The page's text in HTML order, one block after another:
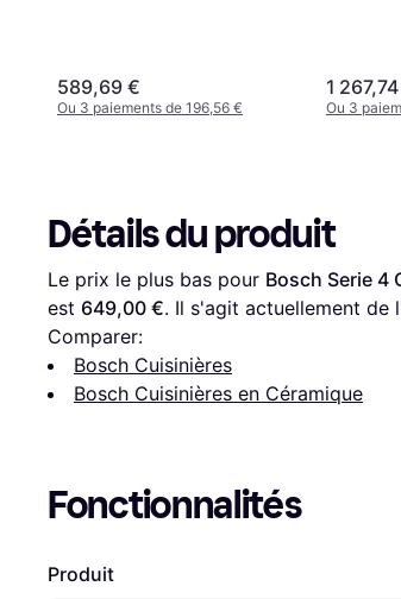
589,69 €
Ou 3 paiements de 196,56 €
1
Ou 3
Détails du produit
Le prix le plus bas pour Bosch Serie 4
est 649,00 €. Il s'agit actuellement de
Comparer:
Bosch Cuisinières
Bosch Cuisinières en Céramique
Fonctionnalités
Produit